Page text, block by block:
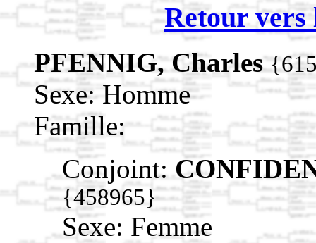
Retour vers
PFENNIG, Charles
Sexe: Homme
Famille:
Conjoint:
{458965}
Sexe: Femme